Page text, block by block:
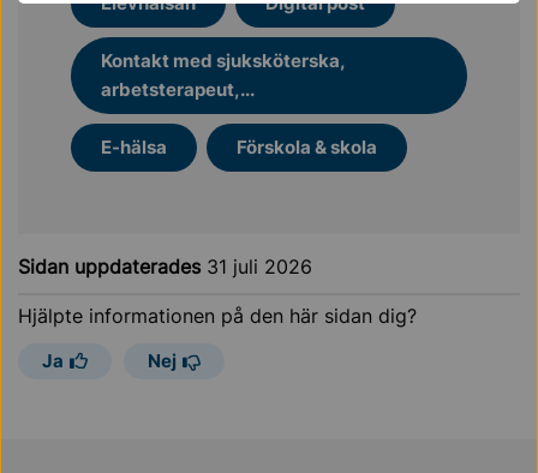
Kontakt med sjuksköterska,
arbetsterapeut,...
E-hälsa Förskola & skola
Sidan uppdaterades 31 juli 2026
Hjälpte informationen på den här sidan dig?
Ja Nej